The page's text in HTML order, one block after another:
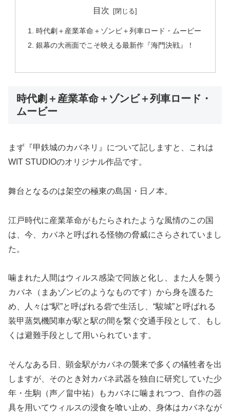
目次
時代劇＋産業革命＋ゾンビ＋列車ロード・ムービー
銀幕の大画面でこそ映える最新作『海門決戦』！
時代劇＋産業革命＋ゾンビ＋列車ロード・
ムービー
まず『甲鉄城のカバネリ』について記しますと、これは
WIT STUDIOのオリジナル作品です。
舞台となるのは架空の極東の島国・日ノ本。
江戸時代に産業革命がもたらされたような風情のこの国
は、今、カバネと呼ばれる怪物の脅威にさらされていまし
た。
噛まれた人間はウィルス感染で同族と化し、また人を襲う
カバネ（まあゾンビのようなものです）から身を護るた
め、人々は“駅”と呼ばれる砦で生活し、“駿城”と呼ばれる
装甲蒸気機関車が駅と駅の間を繋ぐ交通手段として、もし
くは避難手段として用いられています。
そんなある日、顕金駅がカバネの襲来で多くの犠牲者を出
しますが、そのとき対カバネ武器を独自に研究していた少
年・生駒（声／畠中祐）もカバネに噛まれつつ、自作の器
具を用いてウィルスの浸食を喰い止め、身体はカバネなが